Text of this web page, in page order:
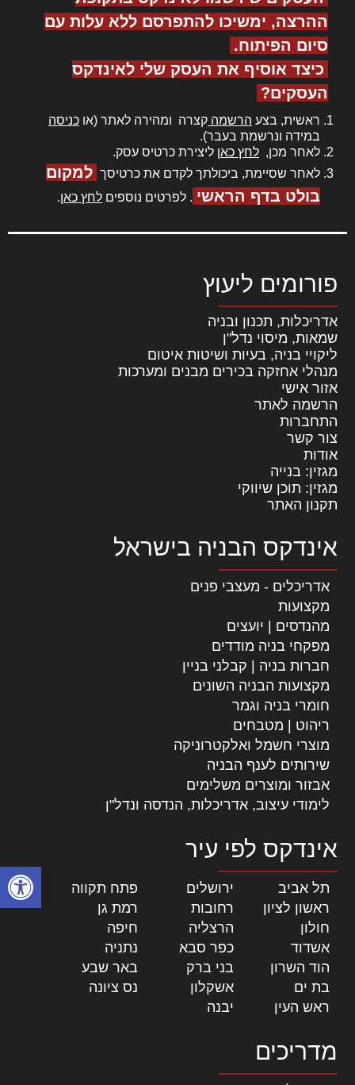
פתח
ההרצה, ימשיכו להתפרסם ללא עלות עם
סיום הפיתוח.
כיצד אוסיף את העסק שלי לאינדקס
העסקים?
ראשית, בצע הרשמה קצרה ומהירה לאתר (או כניסה
במידה ונרשמת בעבר).
לאחר מכן, לחץ כאן ליצירת כרטיס עסק.
לאחר שסיימת, ביכולתך לקדם את כרטיסך למקום
בולט בדף הראשי . לפרטים נוספים לחץ כאן.
פורומים ליעוץ
אדריכלות, תכנון ובניה
שמאות, מיסוי נדל"ן
ליקויי בניה, בעיות ושיטות איטום
מנהלי אחזקה בכירים מבנים ומערכות
אזור אישי
הרשמה לאתר
התחברות
צור קשר
אודות
מגזין: בנייה
מגזין: תוכן שיווקי
תקנון האתר
אינדקס הבניה בישראל
אדריכלים - מעצבי פנים
מקצועות
מהנדסים | יועצים
מפקחי בניה מודדים
חברות בניה | קבלני בניין
מקצועות הבניה השונים
חומרי בניה וגמר
ריהוט | מטבחים
מוצרי חשמל ואלקטרוניקה
שירותים לענף הבניה
אבזור ומוצרים משלימים
לימודי עיצוב, אדריכלות, הנדסה ונדל"ן
אינדקס לפי עיר
תל אביב ירושלים פתח תקווה
ראשון לציון
רחובות רמת גן
חולון
הרצליה חיפה
אשדוד
כפר סבא נתניה
הוד השרון
בני ברק באר שבע
בת ים
אשקלון נס ציונה
ראש העין
יבנה
מדריכים